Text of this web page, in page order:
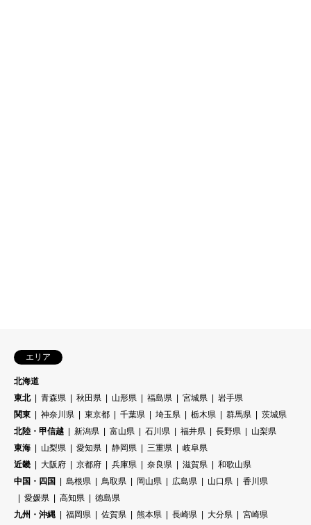
エリア
北海道
東北
青森県 秋田県 山形県 福島県 宮城県
岩手県
関東
神奈川県 東京都 千葉県 埼玉県 栃木県 群馬県
茨城県
北陸・甲信越
新潟県 富山県 石川県 福井県 長野県
山梨県
東海
山梨県 愛知県 静岡県 三重県
岐阜県
近畿
大阪府 京都府 兵庫県 奈良県 滋賀県
和歌山県
中国・四国
島根県 鳥取県 岡山県 広島県 山口県
香川県
愛媛県
高知県
徳島県
九州・沖縄
福岡県 佐賀県 熊本県 長崎県 大分県
宮崎県